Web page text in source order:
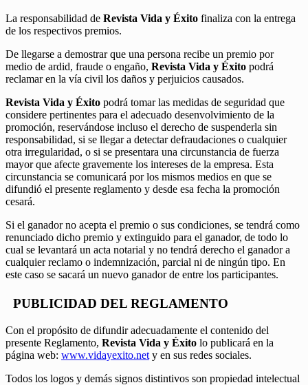
La responsabilidad de Revista Vida y Éxito finaliza con la entrega
de los respectivos premios.
De llegarse a demostrar que una persona recibe un premio por
medio de ardid, fraude o engaño, Revista Vida y Éxito podrá
reclamar en la vía civil los daños y perjuicios causados.
Revista Vida y Éxito podrá tomar las medidas de seguridad que
considere pertinentes para el adecuado desenvolvimiento de la
promoción, reservándose incluso el derecho de suspenderla sin
responsabilidad, si se llegar a detectar defraudaciones o cualquier
otra irregularidad, o si se presentara una circunstancia de fuerza
mayor que afecte gravemente los intereses de la empresa. Esta
circunstancia se comunicará por los mismos medios en que se
difundió el presente reglamento y desde esa fecha la promoción
cesará.
Si el ganador no acepta el premio o sus condiciones, se tendrá como
renunciado dicho premio y extinguido para el ganador, de todo lo
cual se levantará un acta notarial y no tendrá derecho el ganador a
cualquier reclamo o indemnización, parcial ni de ningún tipo. En
este caso se sacará un nuevo ganador de entre los participantes.
PUBLICIDAD DEL REGLAMENTO
Con el propósito de difundir adecuadamente el contenido del
presente Reglamento, Revista Vida y Éxito lo publicará en la
página web: www.vidayexito.net y en sus redes sociales.
Todos los logos y demás signos distintivos son propiedad intelectual